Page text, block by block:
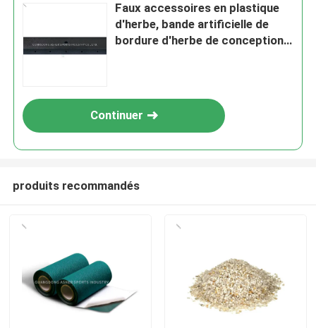
Faux accessoires en plastique
d'herbe, bande artificielle de
bordure d'herbe de conception
Continuer
produits recommandés